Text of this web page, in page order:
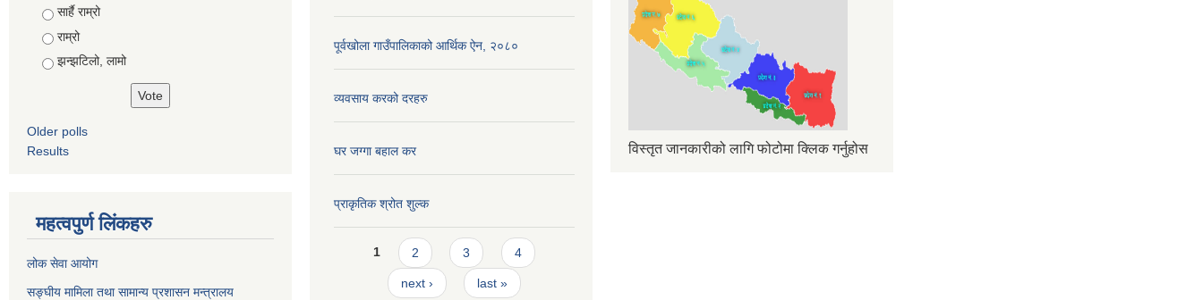
Choices
सार्है राम्रो
राम्रो
झन्झटिलो, लामो
Older polls
Results
महत्वपुर्ण लिंकहरु
लोक सेवा आयोग
सङ्घीय मामिला तथा सामान्य प्रशासन मन्त्रालय
पूर्वखोला गाउँपालिकाको आर्थिक ऐन, २०८०
व्यवसाय करको दरहरु
घर जग्गा बहाल कर
प्राकृतिक श्रोत शुल्क
Pages
1 2 3 4
next › last »
विस्तृत जानकारीको लागि फोटोमा क्लिक गर्नुहोस